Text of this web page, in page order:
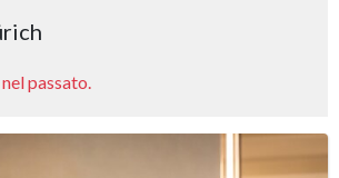
passato.